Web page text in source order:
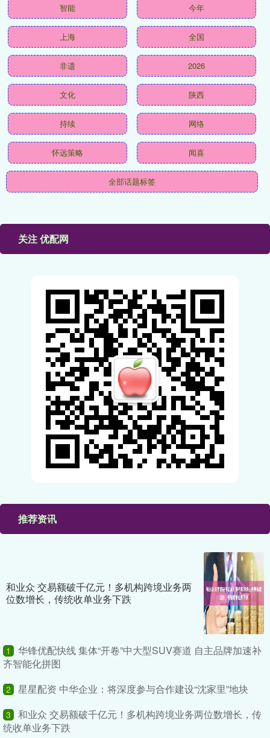
智能 今年
上海 全国
非遗 2026
文化 陕西
持续 网络
怀远策略 闻喜
全部话题标签
关注 优配网
推荐资讯
和业众 交易额破千亿元！多机构跨境业务两
位数增长，传统收单业务下跌
1
华锋优配快线 集体“开卷”中大型SUV赛道 自主品牌加速补
齐智能化拼图
2 星星配资 中华企业：将深度参与合作建设“沈家里”地块
3
和业众 交易额破千亿元！多机构跨境业务两位数增长，传
统收单业务下跌